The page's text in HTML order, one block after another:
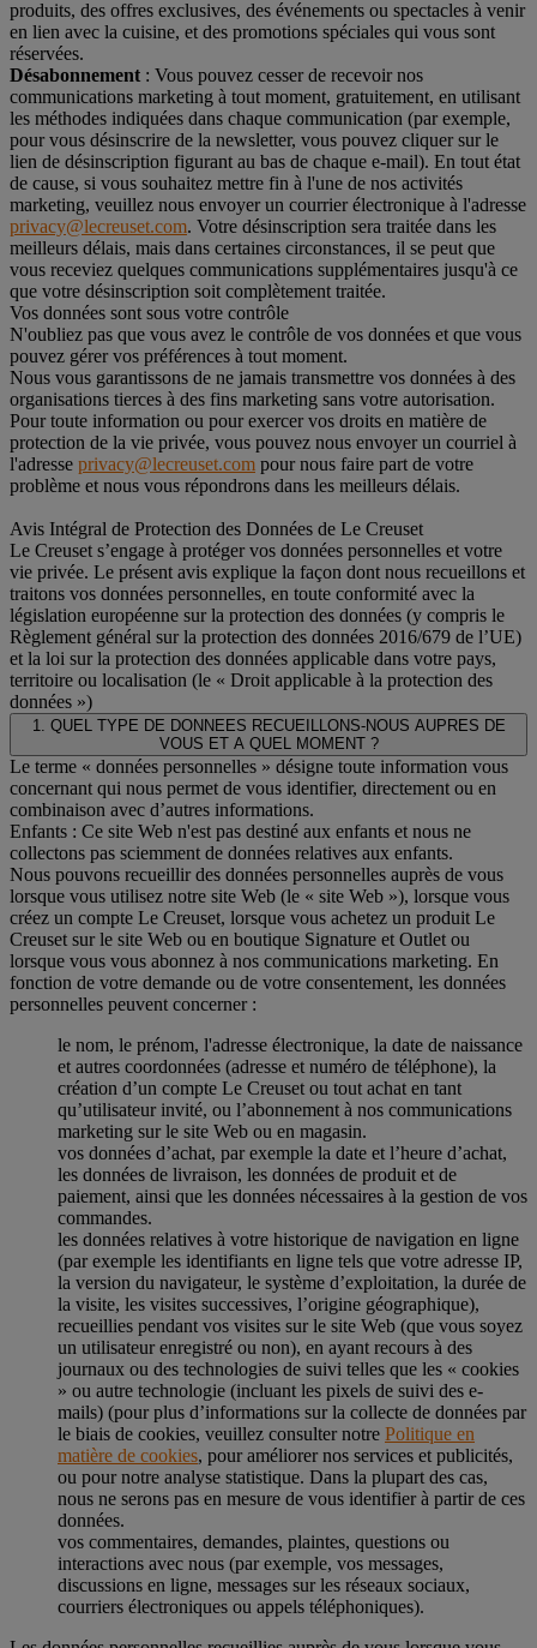
produits, des offres exclusives, des événements ou spectacles à venir
en lien avec la cuisine, et des promotions spéciales qui vous sont
réservées.
Désabonnement : Vous pouvez cesser de recevoir nos
communications marketing à tout moment, gratuitement, en utilisant
les méthodes indiquées dans chaque communication (par exemple,
pour vous désinscrire de la newsletter, vous pouvez cliquer sur le
lien de désinscription figurant au bas de chaque e-mail). En tout état
de cause, si vous souhaitez mettre fin à l'une de nos activités
marketing, veuillez nous envoyer un courrier électronique à l'adresse
privacy@lecreuset.com. Votre désinscription sera traitée dans les
meilleurs délais, mais dans certaines circonstances, il se peut que
vous receviez quelques communications supplémentaires jusqu'à ce
que votre désinscription soit complètement traitée.
Vos données sont sous votre contrôle
N'oubliez pas que vous avez le contrôle de vos données et que vous
pouvez gérer vos préférences à tout moment.
Nous vous garantissons de ne jamais transmettre vos données à des
organisations tierces à des fins marketing sans votre autorisation.
Pour toute information ou pour exercer vos droits en matière de
protection de la vie privée, vous pouvez nous envoyer un courriel à
l'adresse privacy@lecreuset.com pour nous faire part de votre
problème et nous vous répondrons dans les meilleurs délais.
Avis Intégral de Protection des Données de Le Creuset
Le Creuset s’engage à protéger vos données personnelles et votre
vie privée. Le présent avis explique la façon dont nous recueillons et
traitons vos données personnelles, en toute conformité avec la
législation européenne sur la protection des données (y compris le
Règlement général sur la protection des données 2016/679 de l’UE)
et la loi sur la protection des données applicable dans votre pays,
territoire ou localisation (le « Droit applicable à la protection des
données »)
1. QUEL TYPE DE DONNEES RECUEILLONS-NOUS AUPRES DE
VOUS ET A QUEL MOMENT ?
Le terme « données personnelles » désigne toute information vous
concernant qui nous permet de vous identifier, directement ou en
combinaison avec d’autres informations.
Enfants : Ce site Web n'est pas destiné aux enfants et nous ne
collectons pas sciemment de données relatives aux enfants.
Nous pouvons recueillir des données personnelles auprès de vous
lorsque vous utilisez notre site Web (le « site Web »), lorsque vous
créez un compte Le Creuset, lorsque vous achetez un produit Le
Creuset sur le site Web ou en boutique Signature et Outlet ou
lorsque vous vous abonnez à nos communications marketing. En
fonction de votre demande ou de votre consentement, les données
personnelles peuvent concerner :
le nom, le prénom, l'adresse électronique, la date de naissance
et autres coordonnées (adresse et numéro de téléphone), la
création d’un compte Le Creuset ou tout achat en tant
qu’utilisateur invité, ou l’abonnement à nos communications
marketing sur le site Web ou en magasin.
vos données d’achat, par exemple la date et l’heure d’achat,
les données de livraison, les données de produit et de
paiement, ainsi que les données nécessaires à la gestion de vos
commandes.
les données relatives à votre historique de navigation en ligne
(par exemple les identifiants en ligne tels que votre adresse IP,
la version du navigateur, le système d’exploitation, la durée de
la visite, les visites successives, l’origine géographique),
recueillies pendant vos visites sur le site Web (que vous soyez
un utilisateur enregistré ou non), en ayant recours à des
journaux ou des technologies de suivi telles que les « cookies
» ou autre technologie (incluant les pixels de suivi des e-
mails) (pour plus d’informations sur la collecte de données par
le biais de cookies, veuillez consulter notre Politique en
matière de cookies, pour améliorer nos services et publicités,
ou pour notre analyse statistique. Dans la plupart des cas,
nous ne serons pas en mesure de vous identifier à partir de ces
données.
vos commentaires, demandes, plaintes, questions ou
interactions avec nous (par exemple, vos messages,
discussions en ligne, messages sur les réseaux sociaux,
courriers électroniques ou appels téléphoniques).